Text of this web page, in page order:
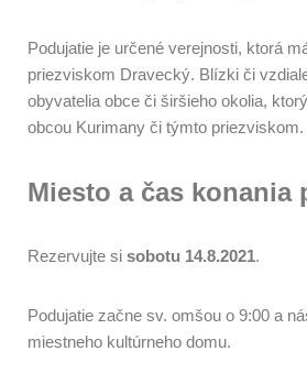
Podujatie je určené verejnosti, ktorá
priezviskom Dravecký. Blízki či
obyvatelia obce či širšieho okolia,
obcou Kurimany či týmto priezviskom.
Miesto a čas konania
Rezervujte si sobotu 14.8.2021.
Podujatie začne sv. omšou o 9:00 a
miestneho kultúrneho domu.